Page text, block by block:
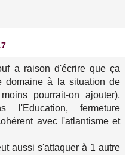
a raison d'écrire que ça
domaine à la situation de
pourrait-on ajouter),
l'Education, fermeture
avec l'atlantisme et
aussi s'attaquer à 1 autre